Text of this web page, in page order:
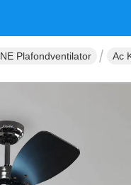
Plafondventilator Ac